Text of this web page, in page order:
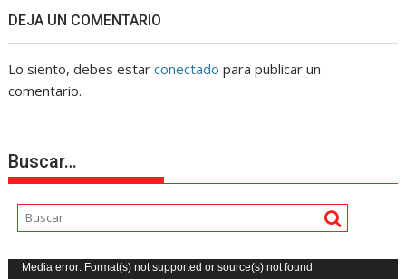
DEJA UN COMENTARIO
Lo siento, debes estarconectado para publicar un
comentario.
Buscar…
Reproductor
Media error: Format(s) not supported or source(s) not found